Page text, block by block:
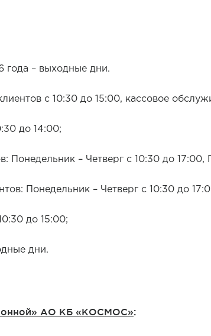
года – выходные дни.
с 10:30 до 15:00, кассовое
до 14:00;
Понедельник – Четверг с 10:30 до 17:00,
Понедельник – Четверг с 10:30 до
до 15:00;
-
АО КБ «КОСМОС»: